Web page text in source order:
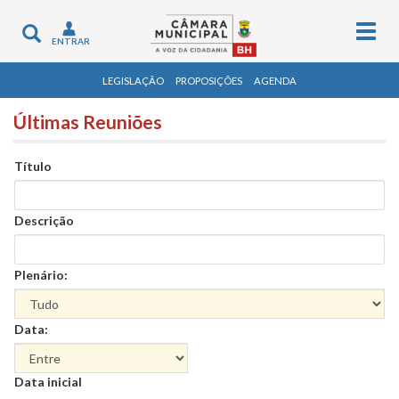
Toggle
navigation
ENTRAR
LEGISLAÇÃO PROPOSIÇÕES AGENDA
Últimas Reuniões
Título
Descrição
Plenário:
Data:
Data
Data inicial